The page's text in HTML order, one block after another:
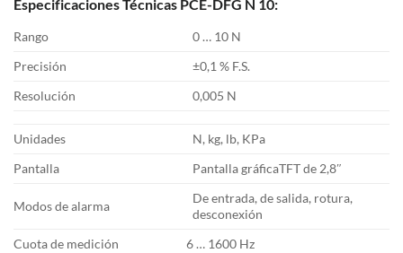
Especificaciones Técnicas PCE-DFG N 10:
Rango
0 … 10 N
Precisión
±0,1 % F.S.
Resolución
0,005 N
Unidades
N, kg, lb, KPa
Pantalla
Pantalla gráficaTFT de 2,8″
Modos de alarma
De entrada, de salida, rotura,
desconexión
Cuota de medición
6 … 1600 Hz